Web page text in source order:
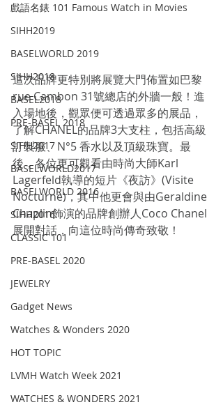
戲語名錶 101 Famous Watch in Movies
SIHH2019
BASELWORLD 2019
SIHH2018
BASEL2018
PRE-BASEL 2018
SIHH2017
BASELWORLD2017
BASELWORLD 2016
SIHH2016
CLASSIC 101
PRE-BASEL 2020
JEWELRY
Gadget News
Watches & Wonders 2020
HOT TOPIC
LVMH Watch Week 2021
WATCHES & WONDERS 2021
這次品牌更特別將展覽大門佈置如巴黎
rue Cambon 31號總店的外牆一般！進
入場地後，觀眾便可透過眾多的展品，
了解CHANEL的品牌3大支柱，包括高級
訂製服、N°5 香水以及頂級珠寶。最
後，各位更可觀看由時尚大師Karl
Lagerfeld執導的短片《夜訪》(Visite
Nocturne)，其中他更會與由Geraldine
Chaplin飾演的品牌創辦人Coco Chanel
展開對話，向這位時尚傳奇致敬！